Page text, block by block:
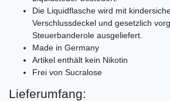
Die Liquidflasche wird mit
Verschlussdeckel und gesetzlich
Steuerbanderole ausgeliefert.
Made in Germany
Artikel enthält kein Nikotin
Frei von Sucralose
Lieferumfang: